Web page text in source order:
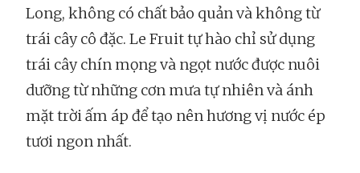
Long, không có chất bảo quản và không từ
trái cây cô đặc. Le Fruit tự hào chỉ sử dụng
trái cây chín mọng và ngọt nước được nuôi
dưỡng từ những cơn mưa tự nhiên và ánh
mặt trời ấm áp để tạo nên hương vị nước ép
tươi ngon nhất.